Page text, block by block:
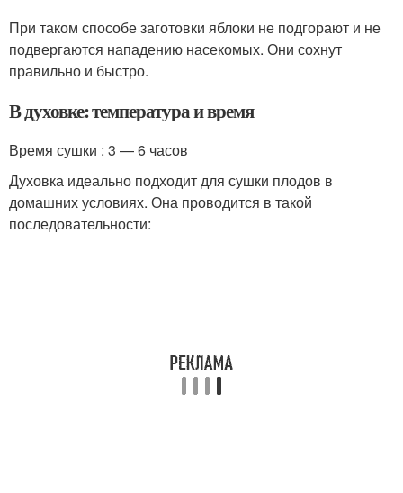
При таком способе заготовки яблоки не подгорают и не
подвергаются нападению насекомых. Они сохнут
правильно и быстро.
В духовке: температура и время
Время сушки : 3 — 6 часов
Духовка идеально подходит для сушки плодов в
домашних условиях. Она проводится в такой
последовательности: